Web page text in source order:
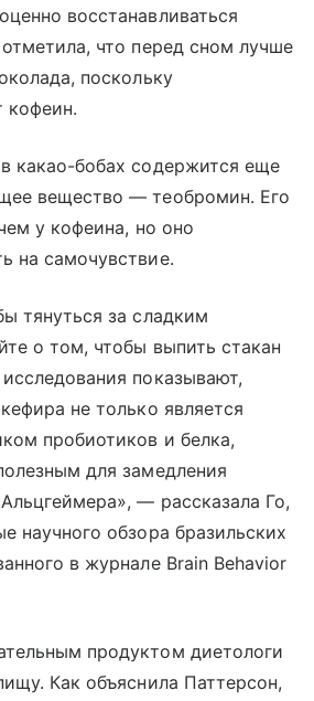
восстанавливаться
что перед сном лучше
поскольку
кофеин.
какао-бобах содержится еще
вещество — теобромин. Его
у кофеина, но оно
на самочувствие.
тянуться за сладким
о том, чтобы выпить стакан
показывают,
не только является
пробиотиков и белка,
для замедления
— рассказала Го,
научного обзора бразильских
в журнале Brain Behavior
продуктом диетологи
Как объяснила Паттерсон,